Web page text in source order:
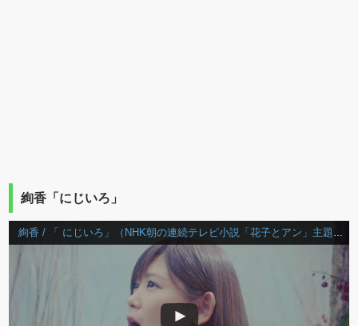
絢香「にじいろ」